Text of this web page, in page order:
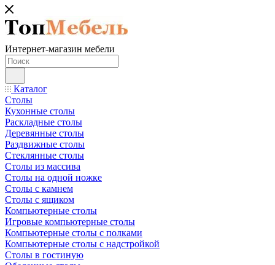
Интернет-магазин мебели
Каталог
Столы
Кухонные столы
Раскладные столы
Деревянные столы
Раздвижные столы
Стеклянные столы
Столы из массива
Столы на одной ножке
Столы с камнем
Столы с ящиком
Компьютерные столы
Игровые компьютерные столы
Компьютерные столы с полками
Компьютерные столы с надстройкой
Столы в гостиную